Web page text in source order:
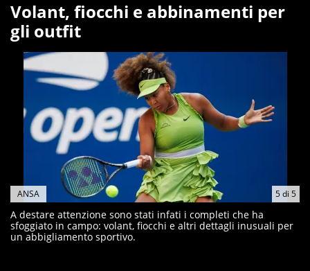
Volant, fiocchi e abbinamenti per
gli outfit
5di 5
ANSA
A destare attenzione sono stati infati i completi che ha
sfoggiato in campo: volant, fiocchi e altri dettagli inusuali per
un abbigliamento sportivo.